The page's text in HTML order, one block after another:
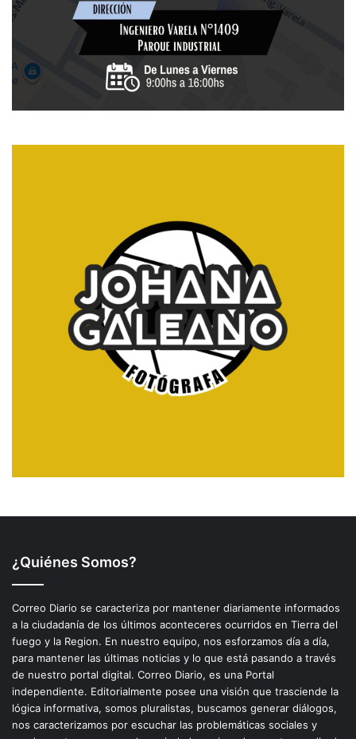
¿Quiénes Somos?
Correo Diario se caracteriza por mantener diariamente informados
a la ciudadanía de los últimos aconteceres ocurridos en Tierra del
fuego y la Region. En nuestro equipo, nos esforzamos día a día,
para mantener las últimas noticias y lo que está pasando a través
de nuestro portal digital. Correo Diario, es una Portal
independiente. Editorialmente posee una visión que trasciende la
lógica informativa, somos pluralistas, buscamos generar diálogos,
nos caracterizamos por escuchar las problemáticas sociales y